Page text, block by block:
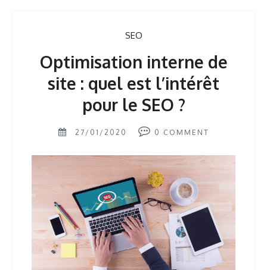
SEO
Optimisation interne de
site : quel est l’intérêt
pour le SEO ?
27/01/2020 0 COMMENT